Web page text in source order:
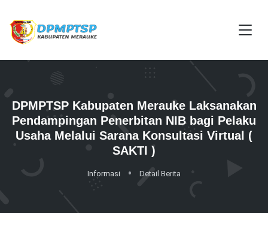
DPMPTSP Kabupaten Merauke Laksanakan
Pendampingan Penerbitan NIB bagi Pelaku
Usaha Melalui Sarana Konsultasi Virtual (
SAKTI )
Informasi Detail Berita